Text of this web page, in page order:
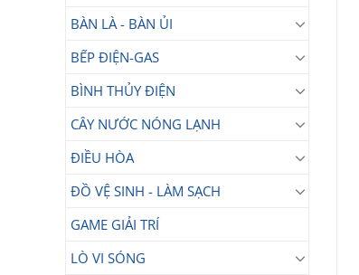
BÀN LÀ - BÀN ỦI
BẾP ĐIỆN-GAS
BÌNH THỦY ĐIỆN
CÂY NƯỚC NÓNG LẠNH
ĐIỀU HÒA
ĐỒ VỆ SINH - LÀM SẠCH
GAME GIẢI TRÍ
LÒ VI SÓNG